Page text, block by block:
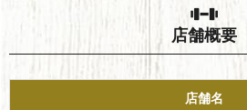
店舗概要
店舗名